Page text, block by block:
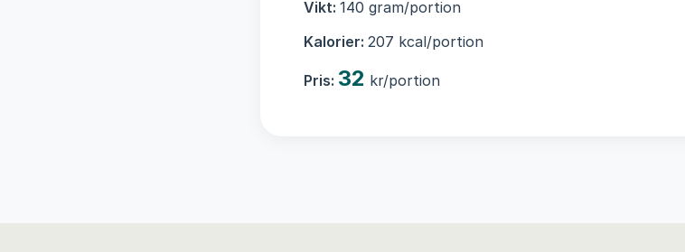
Vikt: 140 gram/portion
Kalorier: 207 kcal/portion
Pris: 32 kr/portion